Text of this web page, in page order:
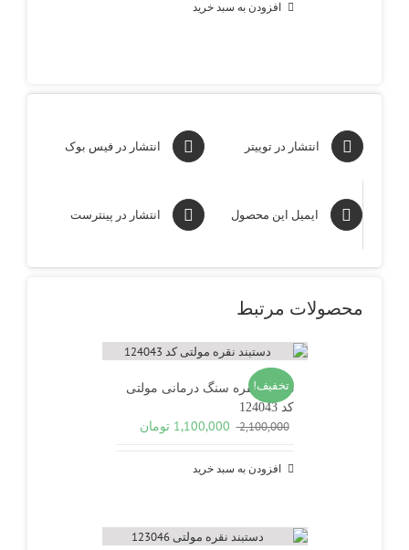
بود.
افزودن به سبد خرید
انتشار در فیس بوک انتشار در توییتر
انتشار در پینترست ایمیل این محصول
محصولات مرتبط
تخفیف!
دستبند نقره سنگ درمانی مولتی
کد 124043
2,100,000
قیمت
بود.
1,100,000 تومان
افزودن به سبد خرید